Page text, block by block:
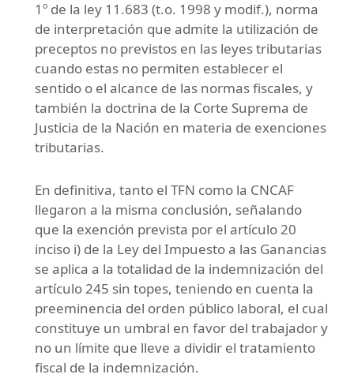
1º de la ley 11.683 (t.o. 1998 y modif.), norma
de interpretación que admite la utilización de
preceptos no previstos en las leyes tributarias
cuando estas no permiten establecer el
sentido o el alcance de las normas fiscales, y
también la doctrina de la Corte Suprema de
Justicia de la Nación en materia de exenciones
tributarias.
En definitiva, tanto el TFN como la CNCAF
llegaron a la misma conclusión, señalando
que la exención prevista por el artículo 20
inciso i) de la Ley del Impuesto a las Ganancias
se aplica a la totalidad de la indemnización del
artículo 245 sin topes, teniendo en cuenta la
preeminencia del orden público laboral, el cual
constituye un umbral en favor del trabajador y
no un límite que lleve a dividir el tratamiento
fiscal de la indemnización.